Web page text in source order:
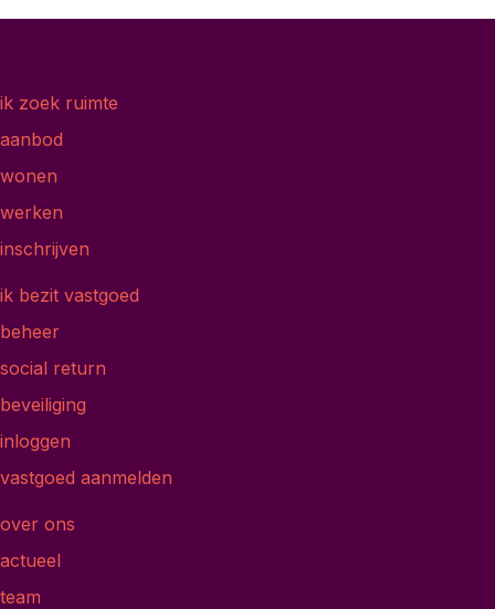
ik zoek ruimte
aanbod
wonen
werken
inschrijven
ik bezit vastgoed
beheer
social return
beveiliging
inloggen
vastgoed aanmelden
over ons
actueel
team